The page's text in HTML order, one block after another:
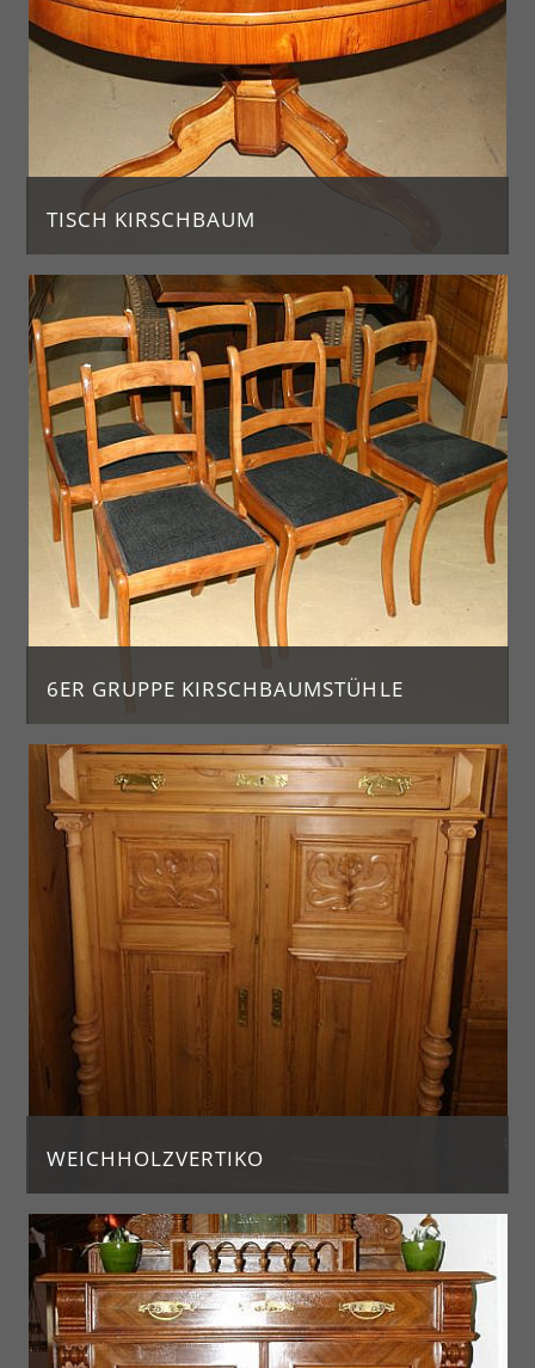
TISCH KIRSCHBAUM
Kirschbaumtisch
Jahrgang ca. 1860
H. 77, Durchm. 119
Preis: 1650 €
6ER GRUPPE KIRSCHBAUMSTÜHLE
Jahrgang ca. 1870
Preis pro Stuhl 350 €
WEICHHOLZVERTIKO
Weichholzvertiko
Jahrgang ca. 1890
H. 141, Br. 106,5, T. 52,5
Preis: 950 €